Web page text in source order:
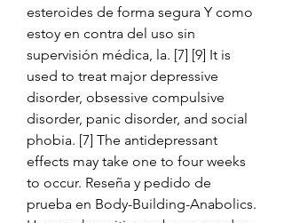
esteroides de forma segura Y como
estoy en contra del uso sin
supervisión médica, la. [7] [9] It is
used to treat major depressive
disorder, obsessive compulsive
disorder, panic disorder, and social
phobia. [7] The antidepressant
effects may take one to four weeks
to occur. Reseña y pedido de
prueba en Body-Building-Anabolics.